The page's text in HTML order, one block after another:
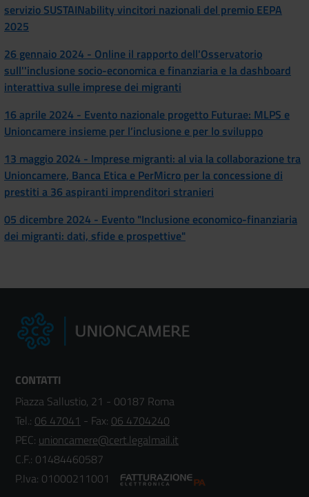
servizio SUSTAINability vincitori nazionali del premio EEPA
2025
26 gennaio 2024 - Online il rapporto dell'Osservatorio
sull''inclusione socio-economica e finanziaria e la dashboard
interattiva sulle imprese dei migranti
16 aprile 2024 - Evento nazionale progetto Futurae: MLPS e
Unioncamere insieme per l’inclusione e per lo sviluppo
13 maggio 2024 - Imprese migranti: al via la collaborazione tra
Unioncamere, Banca Etica e PerMicro per la concessione di
prestiti a 36 aspiranti imprenditori stranieri
05 dicembre 2024 - Evento "Inclusione economico-finanziaria
dei migranti: dati, sfide e prospettive"
CONTATTI
Piazza Sallustio, 21 - 00187 Roma
Tel.: 06 47041 - Fax: 06 4704240
PEC: unioncamere@cert.legalmail.it
C.F.: 01484460587
P.Iva: 01000211001